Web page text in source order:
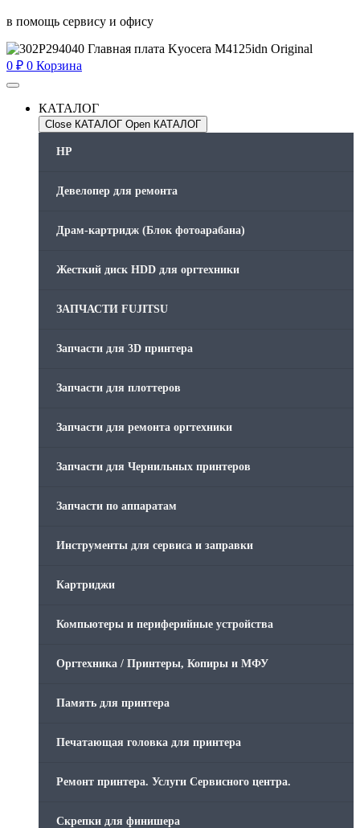
в помощь сервису и офису
0 ₽ 0 Корзина
КАТАЛОГ
Close КАТАЛОГ Open КАТАЛОГ
HP
Девелопер для ремонта
Драм-картридж (Блок фотоарабана)
Жесткий диск HDD для оргтехники
ЗАПЧАСТИ FUJITSU
Запчасти для 3D принтера
Запчасти для плоттеров
Запчасти для ремонта оргтехники
Запчасти для Чернильных принтеров
Запчасти по аппаратам
Инструменты для сервиса и заправки
Картриджи
Компьютеры и периферийные устройства
Оргтехника / Принтеры, Копиры и МФУ
Память для принтера
Печатающая головка для принтера
Ремонт принтера. Услуги Сервисного центра.
Скрепки для финишера